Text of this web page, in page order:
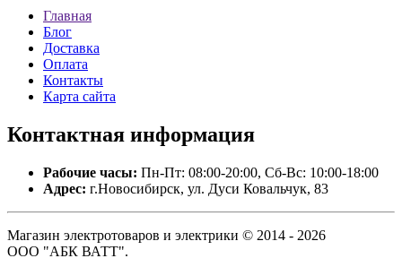
Главная
Блог
Доставка
Оплата
Контакты
Карта сайта
Контактная информация
Рабочие часы: Пн-Пт: 08:00-20:00, Сб-Вс: 10:00-18:00
Адрес: г.Новосибирск, ул. Дуси Ковальчук, 83
Магазин электротоваров и электрики © 2014 - 2026
ООО "АБК ВАТТ".